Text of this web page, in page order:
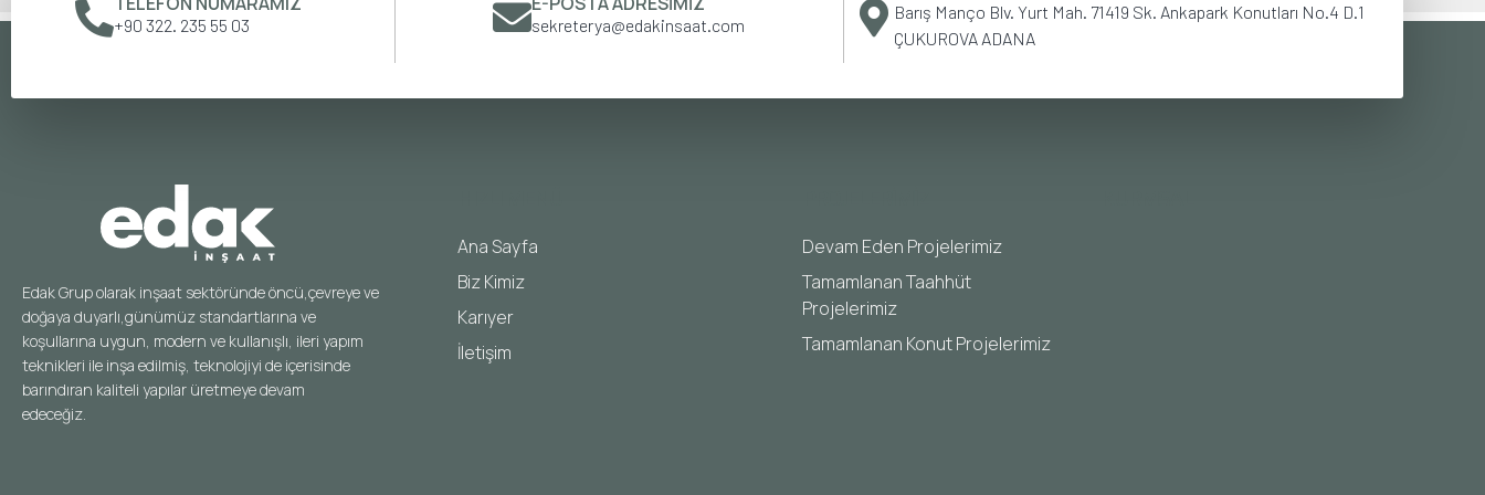
+90 322. 235 55 03 sekreterya@edakinsaat.com
Barış Manço Blv. Yurt Mah. 71419 Sk. Ankapark Konutları No.4 D.1
ÇUKUROVA ADANA
Edak Grup olarak inşaat sektöründe öncü,çevreye ve
doğaya duyarlı,günümüz standartlarına ve
koşullarına uygun, modern ve kullanışlı, ileri yapım
teknikleri ile inşa edilmiş, teknolojiyi de içerisinde
barındıran kaliteli yapılar üretmeye devam
edeceğiz.
Ana Sayfa
Biz Kimiz
Karıyer
İletişim
Devam Eden Projelerimiz
Tamamlanan Taahhüt
Projelerimiz
Tamamlanan Konut Projelerimiz